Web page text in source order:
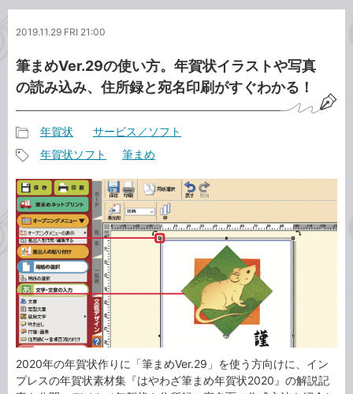
ッ
2019.11.29 FRI 21:00
筆まめVer.29の使い方。年賀状イラストや写真
の読み込み、住所録と宛名印刷がすぐわかる！
事
カ
テ
ゴ
リ
年賀状 サービス／ソフト
事
タ
グ
年賀状ソフト 筆まめ
2020年の年賀状作りに「筆まめVer.29」を使う方向けに、イン
プレスの年賀状素材集『はやわざ筆まめ年賀状2020』の解説記